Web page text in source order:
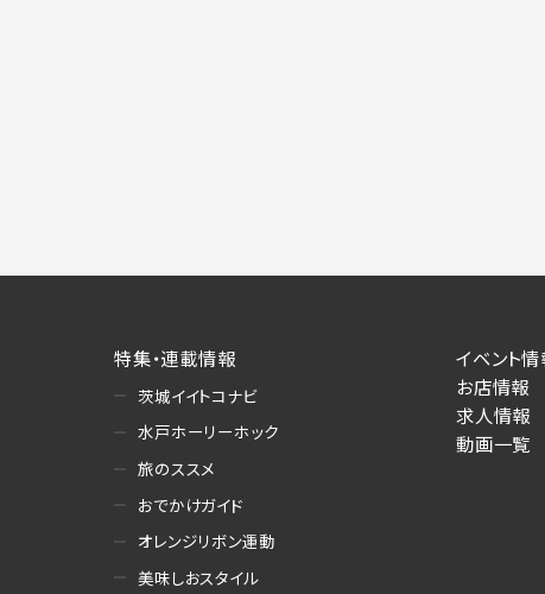
特集・連載情報
茨城イイトコナビ
水戸ホーリーホック
旅のススメ
おでかけガイド
オレンジリボン運動
美味しおスタイル
イベント
お店情報
求人情報
動画一覧